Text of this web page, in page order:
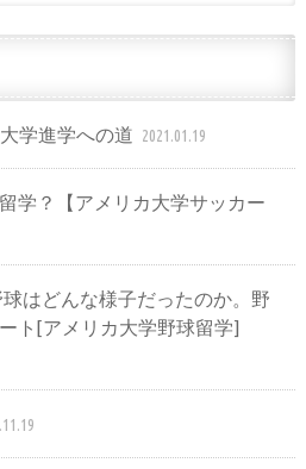
学進学への道 2021.01.19
学？【アメリカ大学サッカー
はどんな様子だったのか。野
ト[アメリカ大学野球留学]